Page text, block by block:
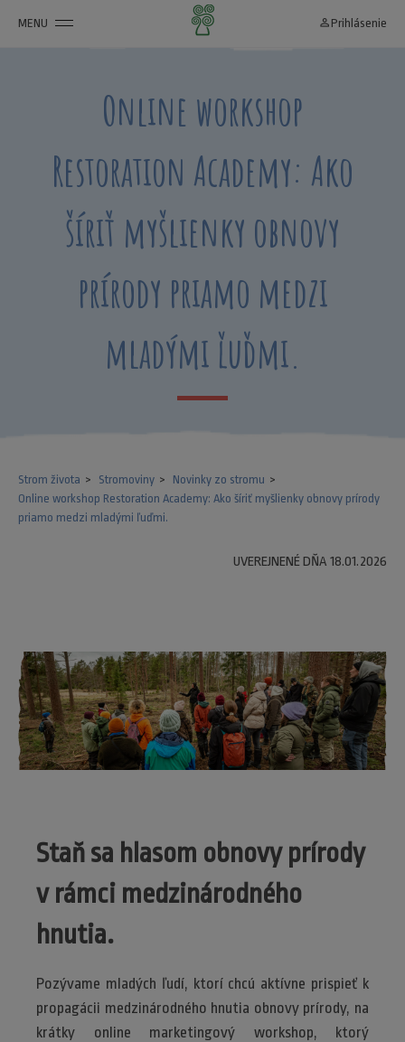
MENU person_outline Prihlásenie
Online workshop
Restoration Academy: Ako
šíriť myšlienky obnovy
prírody priamo medzi
mladými ľuďmi.
Strom života Stromoviny
Novinky zo stromu
Online workshop Restoration Academy: Ako šíriť myšlienky obnovy prírody
priamo medzi mladými ľuďmi.
UVEREJNENÉ DŇA 18.01.2026
Staň sa hlasom obnovy prírody
v rámci medzinárodného
hnutia.
Pozývame mladých ľudí, ktorí chcú aktívne prispieť k
propagácii medzinárodného hnutia obnovy prírody, na
krátky online marketingový workshop, ktorý